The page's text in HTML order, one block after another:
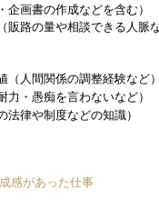
企画書の作成などを含む）
販路の量や相談できる人脈
（人間関係の調整経験など
力・愚痴を言わないなど）
法律や制度などの知識）
感があった仕事